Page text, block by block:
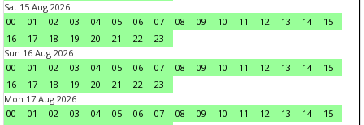
Sat 15 Aug 2026
00
01 02 03 04 05 06 07 08 09 10 11 12 13 14
15
16
17 18 19 20 21 22
23
Sun 16 Aug 2026
00
01 02 03 04 05 06 07 08 09 10 11 12 13 14
15
16
17 18 19 20 21 22
23
Mon 17 Aug 2026
00
01 02 03 04 05 06 07 08 09 10 11 12 13 14
15